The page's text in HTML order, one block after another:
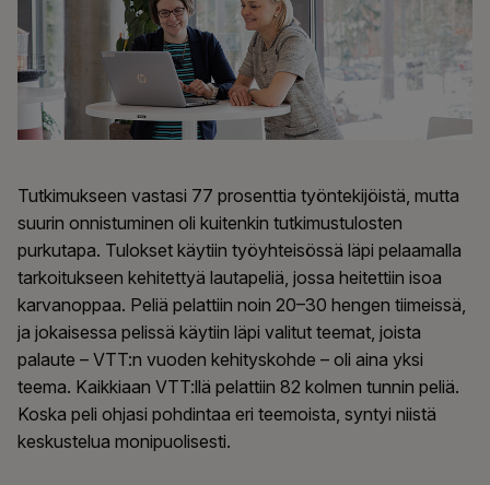
Tutkimukseen vastasi 77 prosenttia työntekijöistä, mutta
suurin onnistuminen oli kuitenkin tutkimustulosten
purkutapa. Tulokset käytiin työyhteisössä läpi pelaamalla
tarkoitukseen kehitettyä lautapeliä, jossa heitettiin isoa
karvanoppaa. Peliä pelattiin noin 20–30 hengen tiimeissä,
ja jokaisessa pelissä käytiin läpi valitut teemat, joista
palaute – VTT:n vuoden kehityskohde – oli aina yksi
teema. Kaikkiaan VTT:llä pelattiin 82 kolmen tunnin peliä.
Koska peli ohjasi pohdintaa eri teemoista, syntyi niistä
keskustelua monipuolisesti.